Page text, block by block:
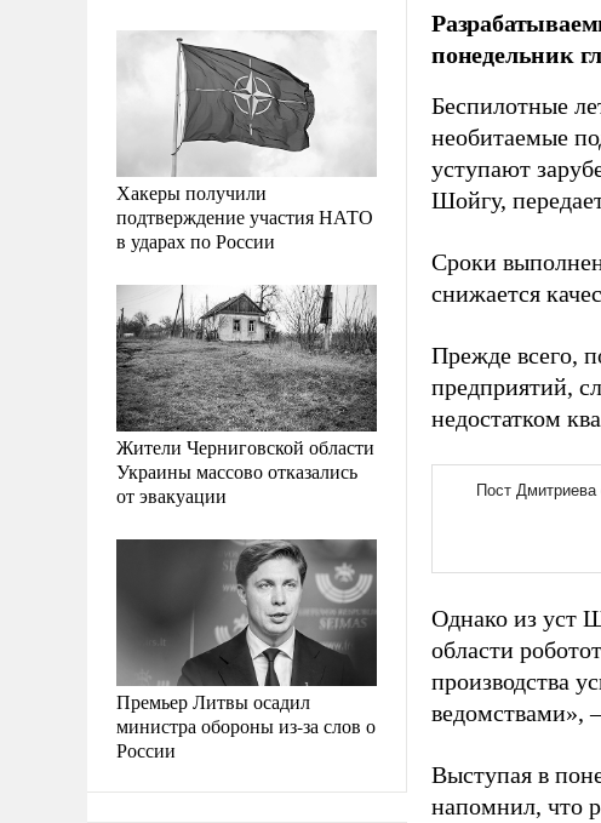
Хакеры получили
подтверждение участия НАТО
в ударах по России
Жители Черниговской области
Украины массово отказались
от эвакуации
Премьер Литвы осадил
министра обороны из-за слов о
России
понедельник
Беспилотные
необитаемые
уступают
Шойгу,
Сроки
снижается
Прежде всего,
предприятий,
недостатком
Однако из уст
области
производства
ведомствами»,
Выступая в
напомнил, что